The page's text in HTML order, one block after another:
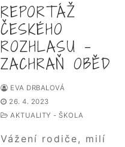
Hledat:
REPORTÁŽ
ČESKÉHO
ROZHLASU –
ZACHRAŇ OBĚD
EVA DRBALOVÁ
26. 4. 2023
AKTUALITY - ŠKOLA
Vážení rodiče, milí